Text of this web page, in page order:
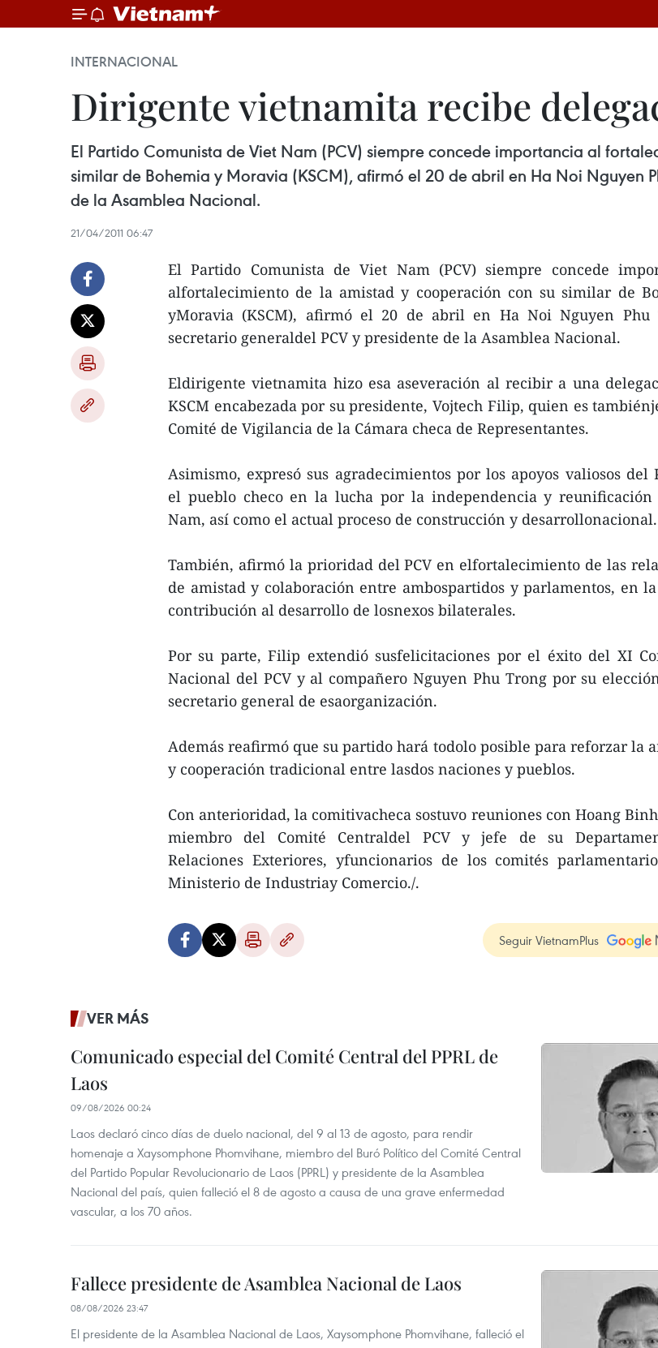
INTERNACIONAL
Dirigente vietnamita recibe
El Partido Comunista de Viet Nam (PCV) siempre concede importancia al
similar de Bohemia y Moravia (KSCM), afirmó el 20 de abril en Ha Noi Nguyen
de la Asamblea Nacional.
21/04/2011 06:47
El Partido Comunista de Viet Nam (PCV) siempre concede
alfortalecimiento de la amistad y cooperación con su similar de
yMoravia (KSCM), afirmó el 20 de abril en Ha Noi Nguyen Phu
secretario generaldel PCV y presidente de la Asamblea Nacional.
Eldirigente vietnamita hizo esa aseveración al recibir a una
KSCM encabezada por su presidente, Vojtech Filip, quien es
Comité de Vigilancia de la Cámara checa de Representantes.
Asimismo, expresó sus agradecimientos por los apoyos valiosos del
el pueblo checo en la lucha por la independencia y reunificación
Nam, así como el actual proceso de construcción y desarrollonacional.
También, afirmó la prioridad del PCV en elfortalecimiento de las
de amistad y colaboración entre ambospartidos y parlamentos, en
contribución al desarrollo de losnexos bilaterales.
Por su parte, Filip extendió susfelicitaciones por el éxito del XI
Nacional del PCV y al compañero Nguyen Phu Trong por su
secretario general de esaorganización.
Además reafirmó que su partido hará todolo posible para reforzar la
y cooperación tradicional entre lasdos naciones y pueblos.
Con anterioridad, la comitivacheca sostuvo reuniones con Hoang
miembro del Comité Centraldel PCV y jefe de su
Relaciones Exteriores, yfuncionarios de los comités
Ministerio de Industriay Comercio./.
Seguir VietnamPlus
VER MÁS
Comunicado especial del Comité Central del PPRL de
Laos
09/08/2026 00:24
Laos declaró cinco días de duelo nacional, del 9 al 13 de agosto, para rendir
homenaje a Xaysomphone Phomvihane, miembro del Buró Político del Comité Central
del Partido Popular Revolucionario de Laos (PPRL) y presidente de la Asamblea
Nacional del país, quien falleció el 8 de agosto a causa de una grave enfermedad
vascular, a los 70 años.
Fallece presidente de Asamblea Nacional de Laos
08/08/2026 23:47
El presidente de la Asamblea Nacional de Laos, Xaysomphone Phomvihane, falleció el